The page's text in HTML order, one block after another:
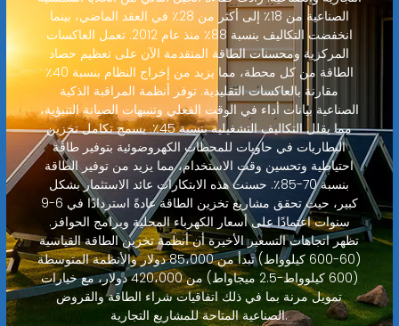
الصناعية من 18٪ إلى أكثر من 28٪ في العقد الماضي، بينما
انخفضت التكاليف بنسبة 88٪ منذ عام 2012. تعمل العاكسات
المركزية ومحسنات الطاقة المتقدمة الآن على تعظيم حصاد
الطاقة من كل محطة، مما يزيد من إخراج النظام بنسبة 40٪
مقارنة بالعاكسات التقليدية. توفر أنظمة المراقبة الذكية
الصناعية بيانات أداء في الوقت الفعلي وتنبيهات الصيانة التنبؤية،
مما يقلل التكاليف التشغيلية بنسبة 45٪. يسمح تكامل تخزين
البطاريات في حاويات للمحطات الكهروضوئية بتوفير طاقة
احتياطية وتحسين وقت الاستخدام، مما يزيد من توفير الطاقة
بنسبة 70-85٪. حسنت هذه الابتكارات عائد الاستثمار بشكل
كبير، حيث تحقق مشاريع تخزين الطاقة عادةً استردادًا في 6-9
سنوات اعتمادًا على أسعار الكهرباء المحلية وبرامج الحوافز.
تظهر اتجاهات التسعير الأخيرة أن أنظمة تخزين الطاقة القياسية
(60-600 كيلوواط) تبدأ من 85،000 دولار والأنظمة المتوسطة
(600 كيلوواط-2.5 ميجاواط) من 420،000 دولار، مع خيارات
تمويل مرنة بما في ذلك اتفاقيات شراء الطاقة والقروض
الصناعية المتاحة للمشاريع التجارية.